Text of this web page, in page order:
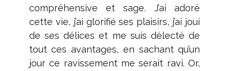
compréhensive et sage. J’ai adoré
cette vie, j’ai glorifié ses plaisirs, j’ai joui
de ses délices et me suis délecté de
tout ces avantages, en sachant qu’un
jour ce ravissement me serait ravi. Or,